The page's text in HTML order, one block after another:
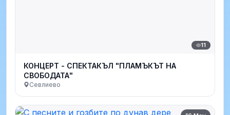
11
КОНЦЕРТ - СПЕКТАКЪЛ "ПЛАМЪКЪТ НА
СВОБОДАТА"
Севлиево